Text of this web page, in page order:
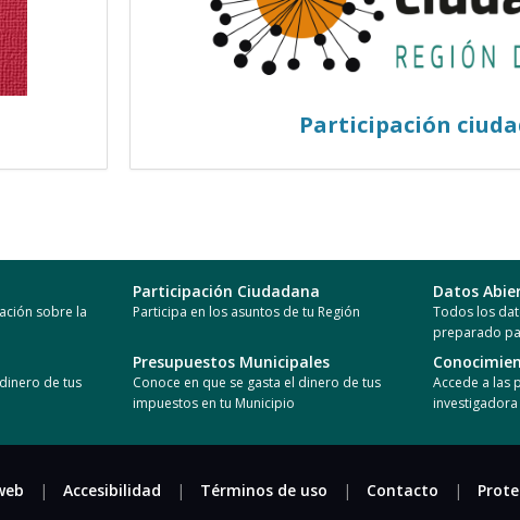
Participación
sobre la
Participación Ciudadana
Participa en los asuntos de tu Región
Datos
Todos los
preparado
de tus
Presupuestos Municipales
Conoce en que se gasta el dinero de tus
impuestos en tu Municipio
Accede a las
investigadora
| Accesibilidad | Términos de uso | Contacto |